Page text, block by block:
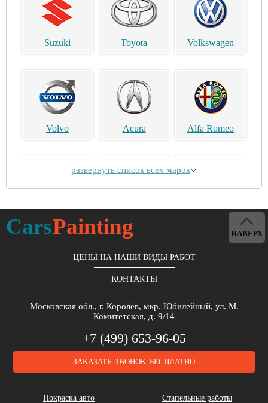
Suzuki Toyota Volkswagen
Volvo Acura Alfa Romeo
развернуть список всех марок
CarsPainting
ЦЕНЫ НА НАШИ ВИДЫ РАБОТ
КОНТАКТЫ
Московская обл., г. Королёв, мкр. Юбилейный, ул. М.
Комитетская, д. 9/14
+7 (499) 653-96-05
ЗАКАЗАТЬ ЗВОНОК БЕСПЛАТНО
Покраска авто
Стапельные работы
НАВЕРХ